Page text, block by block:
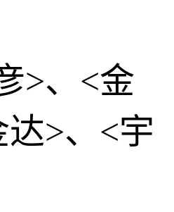
>、<金
>、<宇